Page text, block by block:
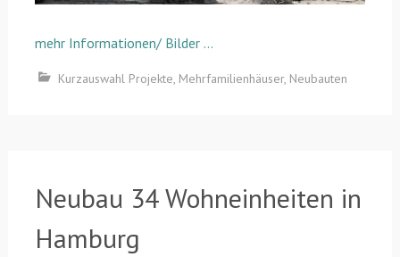
mehr Informationen/ Bilder …
Kurzauswahl Projekte, Mehrfamilienhäuser, Neubauten
Neubau 34 Wohneinheiten in
Hamburg